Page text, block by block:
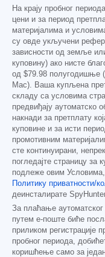
На крају пробног
цени и за период
материјалима и
су овде укључени
зависности од земље
куповину) ако нисте
од $79.98 полугодишње
Mac). Ваша купљена
складу са условима
предвиђају аутоматско
накнади за претплату
куповине и за исти
промотивним
сте континуирани,
погледајте страницу
подлеже овим
Политику приватности/
деинсталирате
За плаћање
путем е-поште биће
приликом регистрације
пробног периода,
коришћење само за